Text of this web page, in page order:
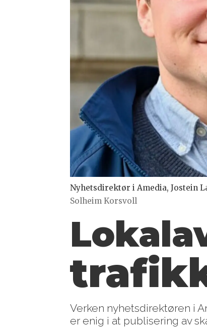
Nyhetsdirektør i Amedia, Jostein
Solheim Korsvoll
Verken nyhetsdirektøren i
er enig i at publisering av